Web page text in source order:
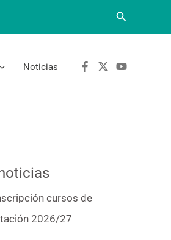
Buscar
Noticias
cursos de
2026/27